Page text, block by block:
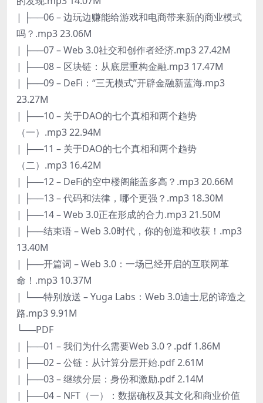
| ├──06 – 边玩边赚能给游戏和电商带来新的商业模式
吗？.mp3 23.06M
| ├──07 – Web 3.0社交和创作者经济.mp3 27.42M
| ├──08 – 区块链：从底层重构金融.mp3 17.47M
| ├──09 – DeFi：“三无模式”开辟金融新蓝海.mp3
23.27M
| ├──10 – 关于DAO的七个真相和两个趋势
（一）.mp3 22.94M
| ├──11 – 关于DAO的七个真相和两个趋势
（二）.mp3 16.42M
| ├──12 – DeFi的空中楼阁能盖多高？.mp3 20.66M
| ├──13 – 代码和法律，哪个更强？.mp3 18.30M
| ├──14 – Web 3.0正在形成的合力.mp3 21.50M
| ├──结束语 – Web 3.0时代，你的创造和收获！.mp3
13.40M
| ├──开篇词 – Web 3.0：一场已经开启的互联网革
命！.mp3 10.37M
| └──特别放送 – Yuga Labs：Web 3.0迪士尼的谛造之
路.mp3 9.91M
└──PDF
| ├──01 – 我们为什么需要Web 3.0？.pdf 1.86M
| ├──02 – 公链：从计算分层开始.pdf 2.61M
| ├──03 – 继续分层：身份和激励.pdf 2.14M
| ├──04 – NFT（一）：数据确权及其文化和商业价值